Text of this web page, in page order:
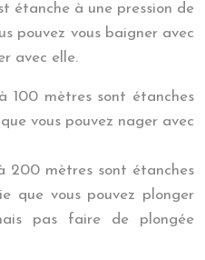
étanche à une pression de
pouvez vous baigner avec
avec elle.
100 mètres sont étanches
vous pouvez nager avec
200 mètres sont étanches
que vous pouvez plonger
pas faire de plongée